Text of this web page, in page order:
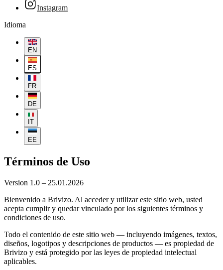
Instagram
Idioma
EN
ES
FR
DE
IT
EE
Términos de Uso
Version 1.0 – 25.01.2026
Bienvenido a Brivizo. Al acceder y utilizar este sitio web, usted
acepta cumplir y quedar vinculado por los siguientes términos y
condiciones de uso.
Todo el contenido de este sitio web — incluyendo imágenes, textos,
diseños, logotipos y descripciones de productos — es propiedad de
Brivizo y está protegido por las leyes de propiedad intelectual
aplicables.